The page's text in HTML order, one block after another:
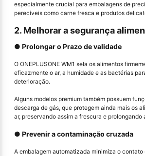
especialmente crucial para embalagens de
perecíveis como carne fresca e produtos
2. Melhorar a segurança
● Prolongar o Prazo de validade
O ONEPLUSONE WM1 sela os alimentos
eficazmente o ar, a humidade e as bactérias
deterioração.
Alguns modelos premium também possuem
descarga de gás, que protegem ainda mais os
ar, preservando assim a frescura e prolongando
● Prevenir a contaminação cruzada
A embalagem automatizada minimiza o